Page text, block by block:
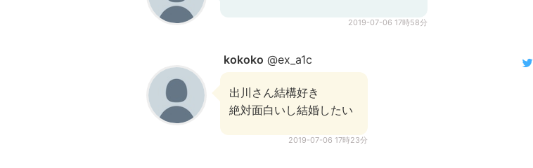
2019-07-06 17時58分
kokoko @ex_a1c
出川さん結構好き
絶対面白いし結婚したい
2019-07-06 17時23分